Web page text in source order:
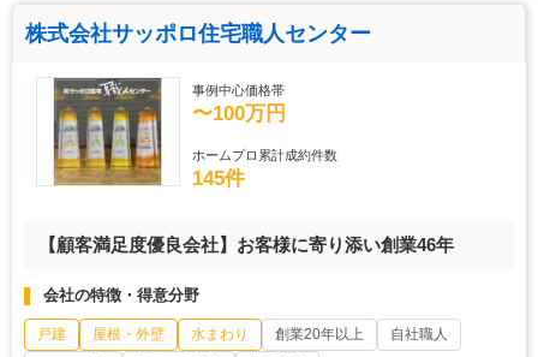
株式会社サッポロ住宅職人センター
事例中心価格帯
〜100万円
ホームプロ累計成約件数
145件
【顧客満足度優良会社】お客様に寄り添い創業46年
会社の特徴・得意分野
戸建 屋根・外壁 水まわり 創業20年以上
自社職人